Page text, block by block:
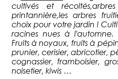
cultivés et
printannière,les arbres
choix pour votre jardin !
racines nues à l'automne.
Fruits à noyaux, fruits à
prunier, cerisier, abricotier,
cognassier, framboisier,
noisetier, kiwis …